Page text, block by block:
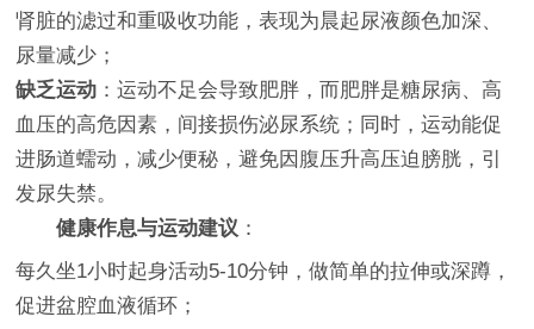
肾脏的滤过和重吸收功能，表现为晨起尿液颜色加深、
尿量减少；
缺乏运动 ：运动不足会导致肥胖，而肥胖是糖尿病、高
血压的高危因素，间接损伤泌尿系统；同时，运动能促
进肠道蠕动，减少便秘，避免因腹压升高压迫膀胱，引
发尿失禁。
健康作息与运动建议 ：
每久坐1小时起身活动5-10分钟，做简单的拉伸或深蹲，
促进盆腔血液循环；